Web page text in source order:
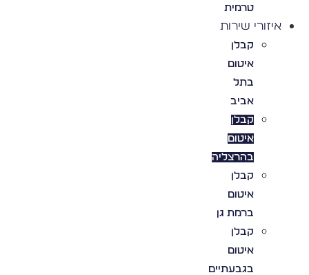
טרמית
איזורי שירות
קבלן
איטום
בתל
אביב
קבלן
איטום
בהרצליה
קבלן
איטום
ברמת גן
קבלן
איטום
בגבעתיים